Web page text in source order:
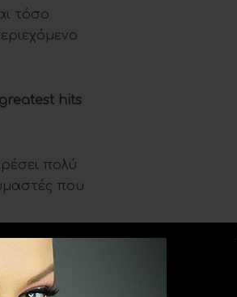
τόσο
hits
πολύ
που
Now… A
Αφλεκ.